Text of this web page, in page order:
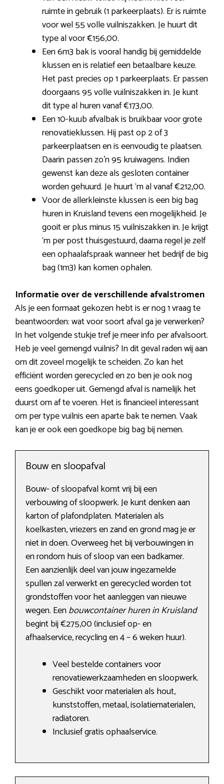
ruimte in gebruik (1 parkeerplaats). Er is ruimte
voor wel 55 volle vuilniszakken. Je huurt dit
type al voor €156,00.
Een 6m3 bak is vooral handig bij gemiddelde
klussen en is relatief een betaalbare keuze.
Het past precies op 1 parkeerplaats. Er passen
doorgaans 95 volle vuilniszakken in. Je kunt
dit type al huren vanaf €173,00.
Een 10-kuub afvalbak is bruikbaar voor grote
renovatieklussen. Hij past op 2 of 3
parkeerplaatsen en is eenvoudig te plaatsen.
Daarin passen zo’n 95 kruiwagens. Indien
gewenst kan deze als gesloten container
worden gehuurd. Je huurt ‘m al vanaf €212,00.
Voor de allerkleinste klussen is een big bag
huren in Kruisland tevens een mogelijkheid. Je
gooit er plus minus 15 vuilniszakken in. Je krijgt
‘m per post thuisgestuurd, daarna regel je zelf
een ophaalafspraak wanneer het bedrijf de big
bag (1m3) kan komen ophalen.
Informatie over de verschillende afvalstromen
Als je een formaat gekozen hebt is er nog 1 vraag te
beantwoorden: wat voor soort afval ga je verwerken?
In het volgende stukje tref je meer info per afvalsoort.
Heb je veel gemengd vuilnis? In dit geval raden wij aan
om dit zoveel mogelijk te scheiden. Zo kan het
efficiënt worden gerecycled en zo ben je ook nog
eens goedkoper uit. Gemengd afval is namelijk het
duurst om af te voeren. Het is financieel interessant
om per type vuilnis een aparte bak te nemen. Vaak
kan je er ook een goedkope big bag bij nemen.
Bouw en sloopafval
Bouw- of sloopafval komt vrij bij een
verbouwing of sloopwerk. Je kunt denken aan
karton of plafondplaten. Materialen als
koelkasten, vriezers en zand en grond mag je er
niet in doen. Overweeg het bij verbouwingen in
en rondom huis of sloop van een badkamer.
Een aanzienlijk deel van jouw ingezamelde
spullen zal verwerkt en gerecycled worden tot
grondstoffen voor het aanleggen van nieuwe
wegen. Eenbouwcontainer huren in Kruisland
begint bij €275,00 (inclusief op- en
afhaalservice, recycling en 4 – 6 weken huur).
Veel bestelde containers voor
renovatiewerkzaamheden en sloopwerk.
Geschikt voor materialen als hout,
kunststoffen, metaal, isolatiematerialen,
radiatoren.
Inclusief gratis ophaalservice.